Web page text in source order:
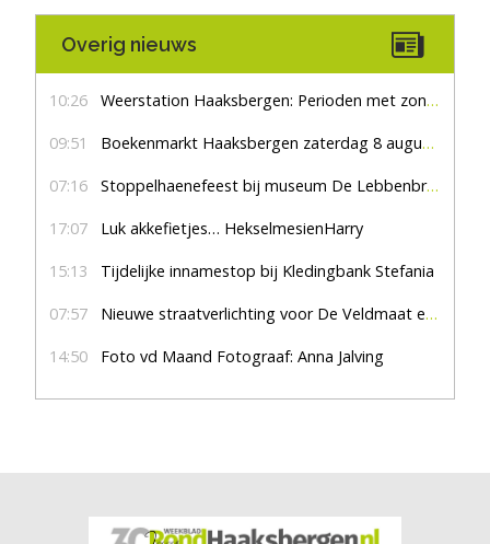
Overig nieuws
10:26 Weerstation Haaksbergen: Perioden met zon en droog
09:51 Boekenmarkt Haaksbergen zaterdag 8 augustus, marktplein Haaksbergen
07:16 Stoppelhaenefeest bij museum De Lebbenbrugge
17:07 Luk akkefietjes… HekselmesienHarry
15:13 Tijdelijke innamestop bij Kledingbank Stefania
07:57 Nieuwe straatverlichting voor De Veldmaat en De Pas
14:50 Foto vd Maand Fotograaf: Anna Jalving